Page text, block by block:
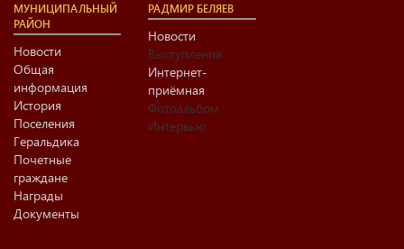
МУНИЦИПАЛЬНЫЙ
РАЙОН
Новости
Общая
информация
История
Поселения
Геральдика
Почетные
граждане
Награды
Документы
РАДМИР БЕЛЯЕВ
Новости
Выступления
Интернет-
приёмная
Фотоальбом
Интервью